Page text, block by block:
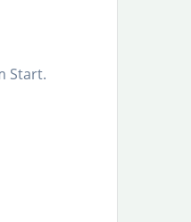
Start.